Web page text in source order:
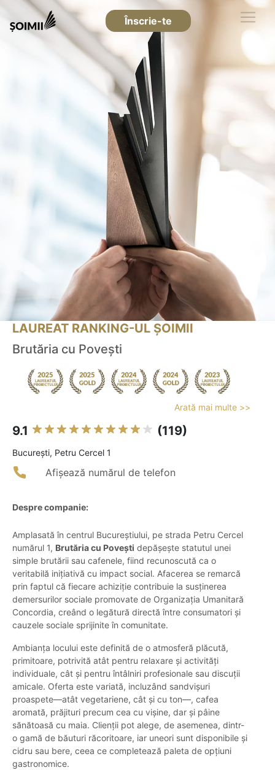
Înscrie-te
LAUREAT RANKING-UL ȘOIMII
Brutăria cu Povești
Arată mai multe >>
9.1 (119)
Bucureşti, Petru Cercel 1
Afișează numărul de telefon
Despre companie:
Amplasată în centrul Bucureștiului, pe strada Petru Cercel
numărul 1, Brutăria cu Povești depășește statutul unei
simple brutării sau cafenele, fiind recunoscută ca o
veritabilă inițiativă cu impact social. Afacerea se remarcă
prin faptul că fiecare achiziție contribuie la susținerea
demersurilor sociale promovate de Organizația Umanitară
Concordia, creând o legătură directă între consumatori și
cauzele sociale sprijinite în comunitate.
Ambianța locului este definită de o atmosferă plăcută,
primitoare, potrivită atât pentru relaxare și activități
individuale, cât și pentru întâlniri profesionale sau discuții
amicale. Oferta este variată, incluzând sandvișuri
proaspete—atât vegetariene, cât și cu ton—, cafea
aromată, prăjituri precum cea cu vișine, dar și pâine
sănătoasă cu maia. Clienții pot alege, de asemenea, dintr-
o gamă de băuturi răcoritoare, iar uneori sunt disponibile și
cidru sau bere, ceea ce completează paleta de opțiuni
gastronomice.